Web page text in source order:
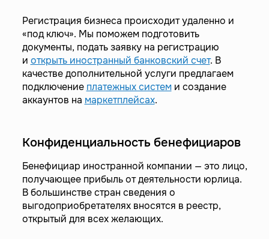
Регистрация бизнеса происходит удаленно и
«под ключ». Мы поможем подготовить
документы, подать заявку на регистрацию
и открыть иностранный банковский счет. В
качестве дополнительной услуги предлагаем
подключение платежных системи создание
аккаунтов на маркетплейсах.
Конфиденциальность бенефициаров
Бенефициар иностранной компании — это лицо,
получающее прибыль от деятельности юрлица.
В большинстве стран сведения о
выгодоприобретателях вносятся в реестр,
открытый для всех желающих.